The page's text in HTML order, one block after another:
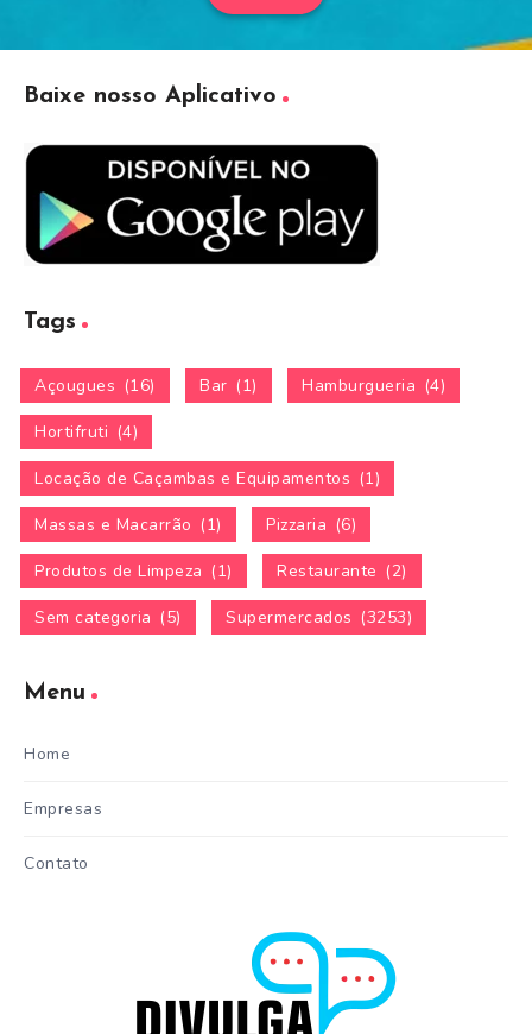
Baixe nosso Aplicativo
Tags
Açougues (16) Bar (1) Hamburgueria (4)
Hortifruti (4)
Locação de Caçambas e Equipamentos (1)
Massas e Macarrão (1) Pizzaria (6)
Produtos de Limpeza (1) Restaurante (2)
Sem categoria (5) Supermercados (3253)
Menu
Home
Empresas
Contato